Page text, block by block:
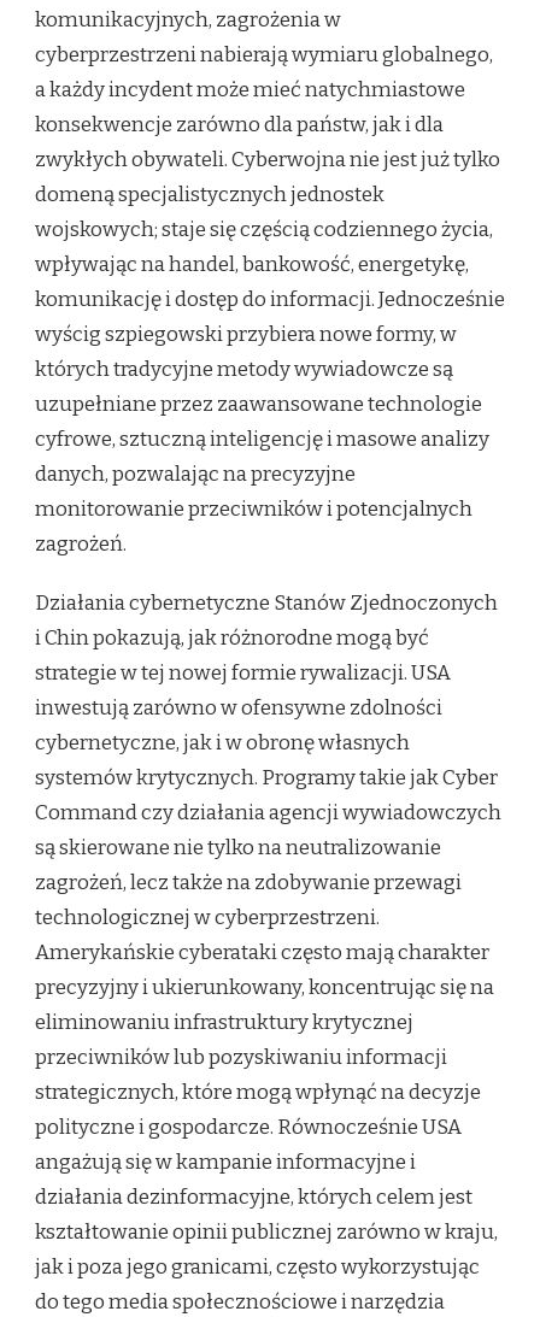
komunikacyjnych, zagrożenia w
cyberprzestrzeni nabierają wymiaru globalnego,
a każdy incydent może mieć natychmiastowe
konsekwencje zarówno dla państw, jak i dla
zwykłych obywateli. Cyberwojna nie jest już tylko
domeną specjalistycznych jednostek
wojskowych; staje się częścią codziennego życia,
wpływając na handel, bankowość, energetykę,
komunikację i dostęp do informacji. Jednocześnie
wyścig szpiegowski przybiera nowe formy, w
których tradycyjne metody wywiadowcze są
uzupełniane przez zaawansowane technologie
cyfrowe, sztuczną inteligencję i masowe analizy
danych, pozwalając na precyzyjne
monitorowanie przeciwników i potencjalnych
zagrożeń.
Działania cybernetyczne Stanów Zjednoczonych
i Chin pokazują, jak różnorodne mogą być
strategie w tej nowej formie rywalizacji. USA
inwestują zarówno w ofensywne zdolności
cybernetyczne, jak i w obronę własnych
systemów krytycznych. Programy takie jak Cyber
Command czy działania agencji wywiadowczych
są skierowane nie tylko na neutralizowanie
zagrożeń, lecz także na zdobywanie przewagi
technologicznej w cyberprzestrzeni.
Amerykańskie cyberataki często mają charakter
precyzyjny i ukierunkowany, koncentrując się na
eliminowaniu infrastruktury krytycznej
przeciwników lub pozyskiwaniu informacji
strategicznych, które mogą wpłynąć na decyzje
polityczne i gospodarcze. Równocześnie USA
angażują się w kampanie informacyjne i
działania dezinformacyjne, których celem jest
kształtowanie opinii publicznej zarówno w kraju,
jak i poza jego granicami, często wykorzystując
do tego media społecznościowe i narzędzia